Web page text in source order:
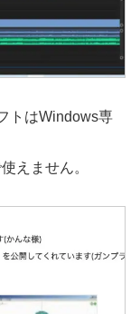
トはWindows専
えません。